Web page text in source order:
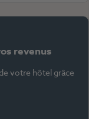
revenus
votre hôtel grâce